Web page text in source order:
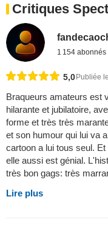
Critiques
1 154 abonnés
5,0 Publiée
Braqueurs amateurs est
hilarante et jubilatoire,
forme et très très
et son humour qui lui va
cartoon a lui tous seul.
elle aussi est génial.
très bon gags: très
Lire plus